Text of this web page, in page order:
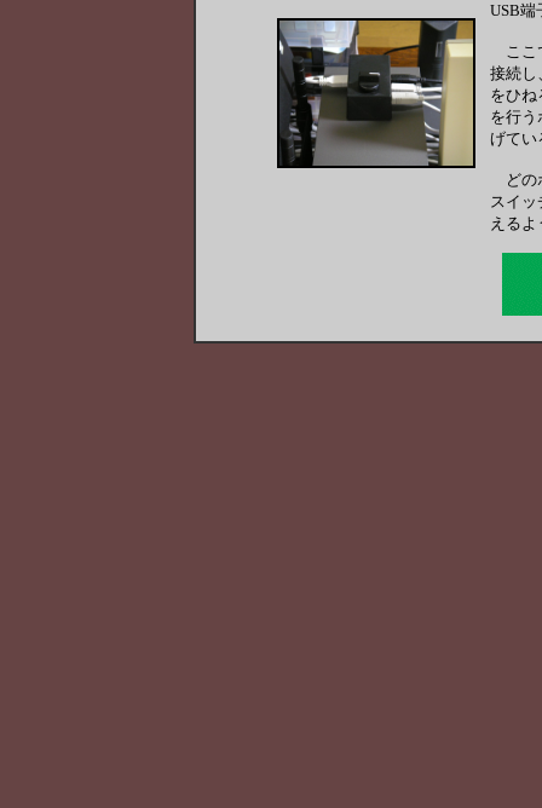
USB端
ここ
接続し
をひね
を行う
げてい
ど
スイッ
える